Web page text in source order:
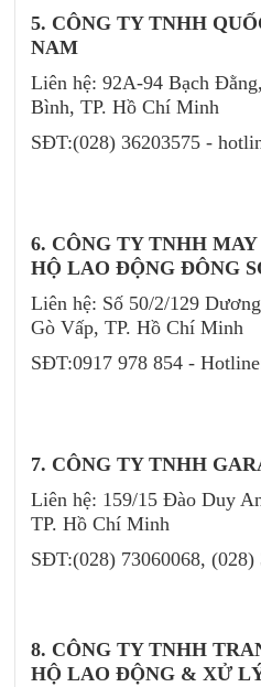
5. CÔNG TY TNHH
NAM
Liên hệ: 92A-94 Bạch
Bình, TP. Hồ Chí Minh
SĐT:(028) 36203575 -
6. CÔNG TY TNHH
HỘ LAO ĐỘNG ĐÔNG
Liên hệ: Số 50/2/129
Gò Vấp, TP. Hồ Chí Minh
SĐT:0917 978 854 -
7. CÔNG TY TNHH
Liên hệ: 159/15 Đào Duy
TP. Hồ Chí Minh
SĐT:(028) 73060068, (028)
8. CÔNG TY TNHH
HỘ LAO ĐỘNG & XỬ